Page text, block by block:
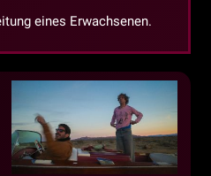
eines Erwachsenen.